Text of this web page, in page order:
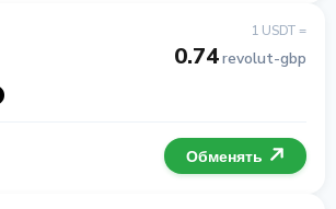
1 USDT =
0.74revolut-gbp
Обменять